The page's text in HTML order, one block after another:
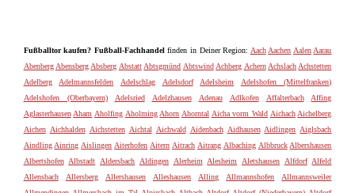
Fußballtor kaufen? Fußball-Fachhandelfinden in Deiner Region: Aach Aachen Aalen Aarau
Abenberg Abensberg Absberg Abstatt Abtsgmünd Abtswind Achberg Achern Achslach Achstetten
Adelberg
Adelmannsfelden Adelschlag Adelsdorf Adelsheim
Adelshofen (Mittelfranken)
Adelshofen (Oberbayern)
Adelsried Adelzhausen Adenau Adlkofen Affalterbach
Affing
Aglasterhausen Aham Aholfing Aholming Ahorn Ahorntal Aicha vorm Wald Aichach Aichelberg
Aichen Aichhalden Aichstetten Aichtal Aichwald Aidenbach Aidhausen Aidlingen Aiglsbach
Aindling Ainring Aislingen Aiterhofen Aitern Aitrach Aitrang Albaching Albbruck Albershausen
Albertshofen Albstadt Aldersbach Aldingen Alerheim Alesheim Aletshausen Alfdorf Alfeld
Allensbach
Allersberg Allershausen Alleshausen Alling Allmannshofen
Allmannsweiler